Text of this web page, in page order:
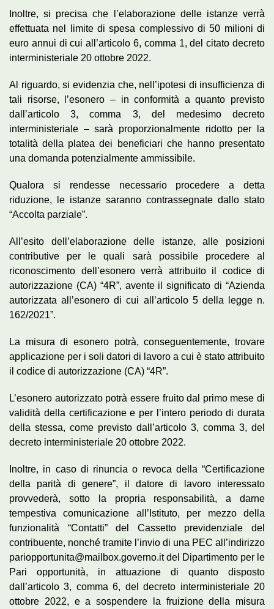
Inoltre, si precisa che l’elaborazione delle istanze verrà
effettuata nel limite di spesa complessivo di 50 milioni di
euro annui di cui all’articolo 6, comma 1, del citato decreto
interministeriale 20 ottobre 2022.
Al riguardo, si evidenzia che, nell’ipotesi di insufficienza di
tali risorse, l’esonero – in conformità a quanto previsto
dall’articolo 3, comma 3, del medesimo decreto
interministeriale – sarà proporzionalmente ridotto per la
totalità della platea dei beneficiari che hanno presentato
una domanda potenzialmente ammissibile.
Qualora si rendesse necessario procedere a detta
riduzione, le istanze saranno contrassegnate dallo stato
“Accolta parziale”.
All’esito dell’elaborazione delle istanze, alle posizioni
contributive per le quali sarà possibile procedere al
riconoscimento dell’esonero verrà attribuito il codice di
autorizzazione (CA) “4R”, avente il significato di “Azienda
autorizzata all’esonero di cui all’articolo 5 della legge n.
162/2021”.
La misura di esonero potrà, conseguentemente, trovare
applicazione per i soli datori di lavoro a cui è stato attribuito
il codice di autorizzazione (CA) “4R”.
L’esonero autorizzato potrà essere fruito dal primo mese di
validità della certificazione e per l’intero periodo di durata
della stessa, come previsto dall’articolo 3, comma 3, del
decreto interministeriale 20 ottobre 2022.
Inoltre, in caso di rinuncia o revoca della “Certificazione
della parità di genere”, il datore di lavoro interessato
provvederà, sotto la propria responsabilità, a darne
tempestiva comunicazione all’Istituto, per mezzo della
funzionalità “Contatti” del Cassetto previdenziale del
contribuente, nonché tramite l’invio di una PEC all’indirizzo
pariopportunita@mailbox.governo.it del Dipartimento per le
Pari opportunità, in attuazione di quanto disposto
dall’articolo 3, comma 6, del decreto interministeriale 20
ottobre 2022, e a sospendere la fruizione della misura